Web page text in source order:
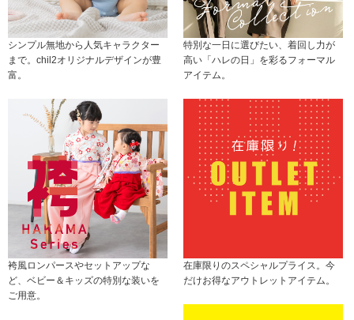
シンプル無地から人気キャラクター
まで。chil2オリジナルデザインが豊
富。
特別な一日に選びたい、着回し力が
高い「ハレの日」を彩るフォーマル
アイテム。
袴風ロンパースやセットアップな
ど、ベビー＆キッズの特別な装いを
ご用意。
在庫限りのスペシャルプライス。今
だけお得なアウトレットアイテム。